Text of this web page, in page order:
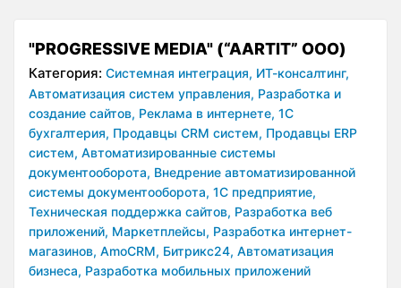
"PROGRESSIVE MEDIA" (“AARTIT” ООО)
Категория: Системная интеграция, ИТ-консалтинг,
Автоматизация систем управления, Разработка и
создание сайтов, Реклама в интернете, 1С
бухгалтерия, Продавцы CRM систем, Продавцы ERP
систем, Автоматизированные системы
документооборота, Внедрение автоматизированной
системы документооборота, 1С предприятие,
Техническая поддержка сайтов, Разработка веб
приложений, Маркетплейсы, Разработка интернет-
магазинов, AmoCRM, Битрикс24, Автоматизация
бизнеса, Разработка мобильных приложений